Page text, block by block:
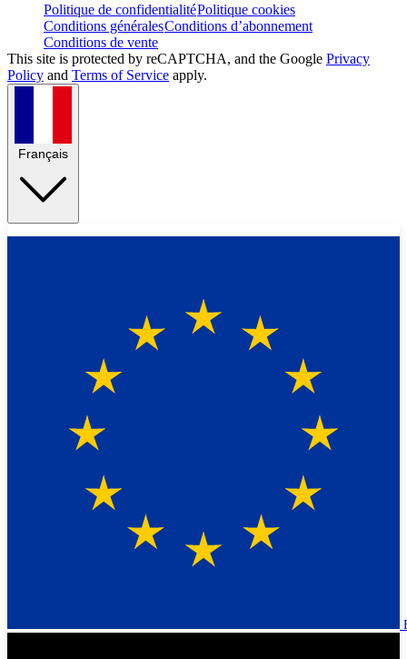
Politique de confidentialitéPolitique cookies
Conditions généralesConditions d’abonnement
Conditions de vente
This site is protected by reCAPTCHA, and the Google Privacy
Policy and Terms of Service apply.
Français